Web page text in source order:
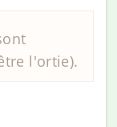
l'ortie).